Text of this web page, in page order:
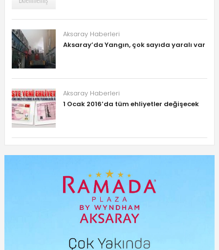
Aksaray Haberleri
Aksaray’da Yangın, çok sayıda yaralı var
Aksaray Haberleri
1 Ocak 2016’da tüm ehliyetler değişecek